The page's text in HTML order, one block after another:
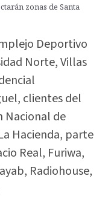
zonas de Santa
Deportivo
Norte, Villas
clientes del
Nacional de
Hacienda, parte
Real, Furiwa,
Radiohouse,